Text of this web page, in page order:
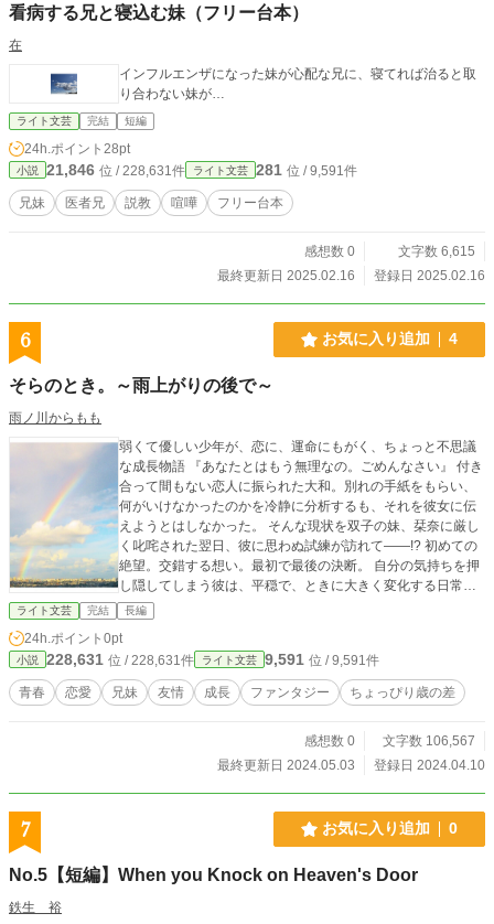
看病する兄と寝込む妹（フリー台本）
在
インフルエンザになった妹が心配な兄に、寝てれば治ると取
り合わない妹が…
ライト文芸 完結 短編
24h.ポイント 28pt
小説 21,846 位 / 228,631件 ライト文芸 281 位 / 9,591件
兄妹 医者兄 説教 喧嘩 フリー台本
感想数 0
文字数 6,615
最終更新日 2025.02.16
登録日 2025.02.16
6 お気に入り追加 4
そらのとき。～雨上がりの後で～
雨ノ川からもも
弱くて優しい少年が、恋に、運命にもがく、ちょっと不思議
な成長物語 『あなたとはもう無理なの。ごめんなさい』 付き
合って間もない恋人に振られた大和。別れの手紙をもらい、
何がいけなかったのかを冷静に分析するも、それを彼女に伝
えようとはしなかった。 そんな現状を双子の妹、栞奈に厳し
く叱咤された翌日、彼に思わぬ試練が訪れて――!? 初めての
絶望。交錯する想い。最初で最後の決断。 自分の気持ちを押
し隠してしまう彼は、平穏で、ときに大きく変化する日常の
中で、何を見つけだすのか―― 伝えたいけど伝わらない。 苦
くて甘い、たくさんの「想い」が詰まった青春物語。 ※他サ
イトにも掲載中。
ライト文芸 完結 長編
24h.ポイント 0pt
小説 228,631 位 / 228,631件 ライト文芸 9,591 位 / 9,591件
青春 恋愛 兄妹 友情 成長 ファンタジー ちょっぴり歳の差
感想数 0
文字数 106,567
最終更新日 2024.05.03
登録日 2024.04.10
7 お気に入り追加 0
No.5【短編】When you Knock on Heaven's Door
鉄生 裕